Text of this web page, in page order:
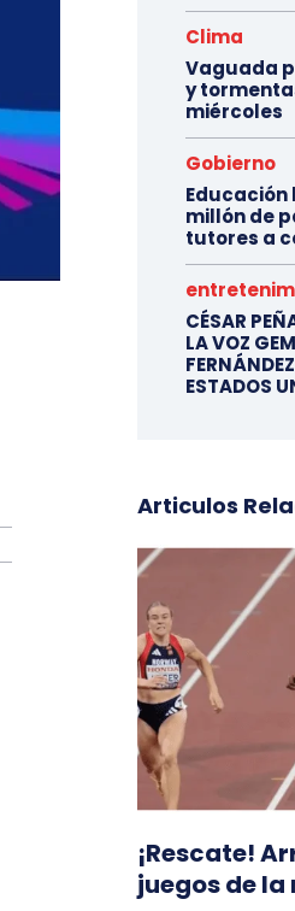
Clima
Vaguada
y
miércoles
Gobierno
Educación
millón de
tutores a
CÉSAR
LA VOZ
ESTADOS
Articulos
¡Rescate!
juegos de la